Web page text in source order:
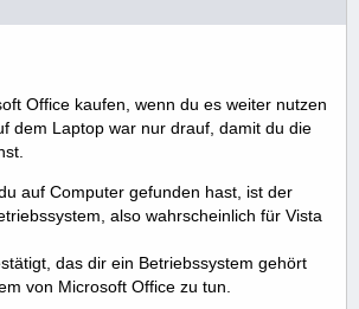
Office kaufen, wenn du es weiter nutzen
dem Laptop war nur drauf, damit du die
auf Computer gefunden hast, ist der
also wahrscheinlich für Vista
das dir ein Betriebssystem gehört
von Microsoft Office zu tun.